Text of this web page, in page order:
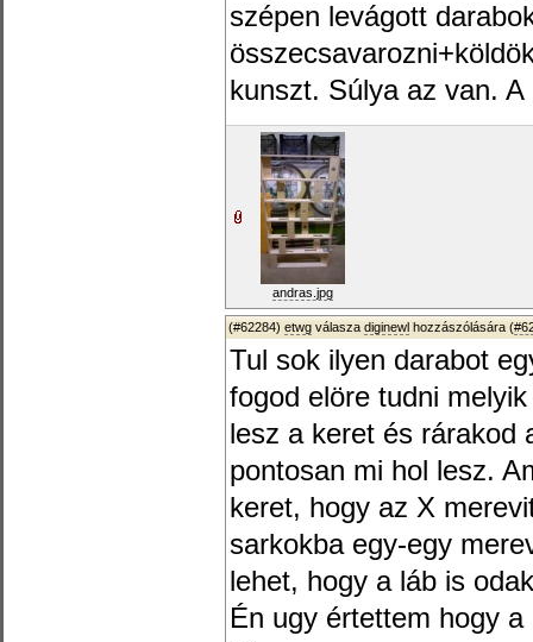
szépen levágott
kunszt. Súlya az van.
andras.jpg
(#62284) etwg válasza diginewl hozzászólására (
Tul sok ilyen darabot
fogod elöre tudni
lesz a keret és rárakod
pontosan mi hol lesz.
keret, hogy az X
sarkokba egy-egy
lehet, hogy a láb is
Én ugy értettem hogy